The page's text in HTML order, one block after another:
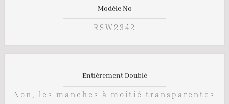
Modèle No
RSW2342
Entièrement Doublé
Non, les manches à moitié transparentes